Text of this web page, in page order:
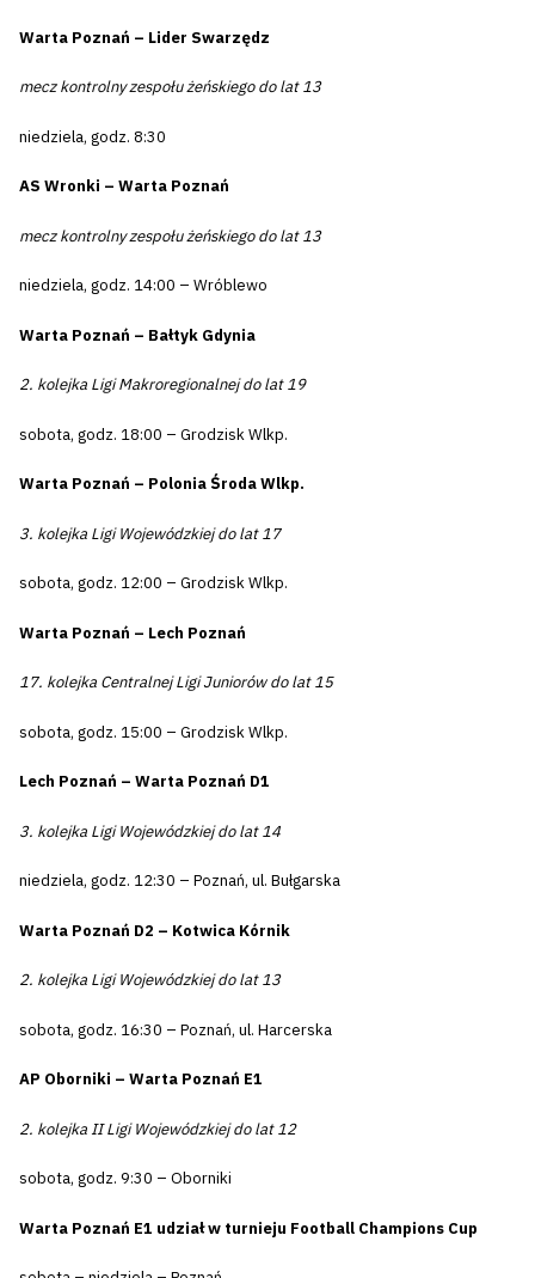
Warta Poznań – Lider Swarzędz
mecz kontrolny zespołu żeńskiego do lat 13
niedziela, godz. 8:30
AS Wronki – Warta Poznań
mecz kontrolny zespołu żeńskiego do lat 13
niedziela, godz. 14:00 – Wróblewo
Warta Poznań – Bałtyk Gdynia
2. kolejka Ligi Makroregionalnej do lat 19
sobota, godz. 18:00 – Grodzisk Wlkp.
Warta Poznań – Polonia Środa Wlkp.
3. kolejka Ligi Wojewódzkiej do lat 17
sobota, godz. 12:00 – Grodzisk Wlkp.
Warta Poznań – Lech Poznań
17. kolejka Centralnej Ligi Juniorów do lat 15
sobota, godz. 15:00 – Grodzisk Wlkp.
Lech Poznań – Warta Poznań D1
3. kolejka Ligi Wojewódzkiej do lat 14
niedziela, godz. 12:30 – Poznań, ul. Bułgarska
Warta Poznań D2 – Kotwica Kórnik
2. kolejka Ligi Wojewódzkiej do lat 13
sobota, godz. 16:30 – Poznań, ul. Harcerska
AP Oborniki – Warta Poznań E1
2. kolejka II Ligi Wojewódzkiej do lat 12
sobota, godz. 9:30 – Oborniki
Warta Poznań E1 udział w turnieju Football Champions Cup